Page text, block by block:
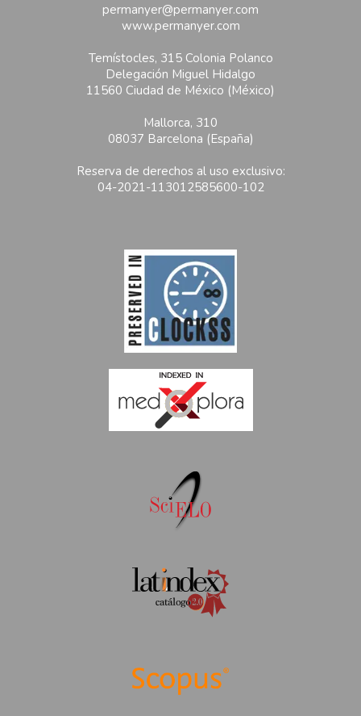
permanyer@permanyer.com
www.permanyer.com
Temístocles, 315 Colonia Polanco
Delegación Miguel Hidalgo
11560 Ciudad de México (México)
Mallorca, 310
08037 Barcelona (España)
Reserva de derechos al uso exclusivo:
04-2021-113012585600-102